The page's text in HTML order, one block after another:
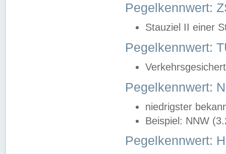
Pegelkennwert:
Stauziel II einer
Pegelkennwert:
Pegelkennwert:
niedrigster
Beispiel: NNW
Pegelkennwert: